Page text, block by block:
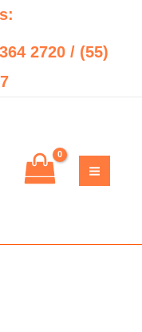
2720 / (55)